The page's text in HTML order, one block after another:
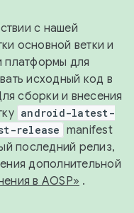
с нашей
основной ветки и
платформы для
исходный код в
сборки и внесения
android-latest-
release manifest
последний релиз,
дополнительной
в AOSP» .